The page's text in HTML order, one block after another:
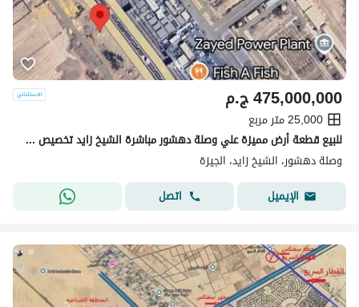
ج.م475,000,000
25,000 متر مربع
للبيع قطعة أرض مميزة علي وصلة دهشور مباشرة الشيخ زايد تخصيص تجاري سكني
وصلة دهشور، الشيخ زايد، الجيزة
الإيميل
اتصل